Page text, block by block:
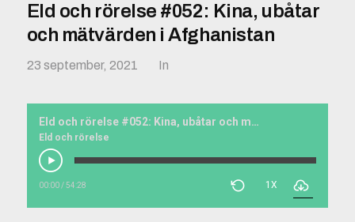
Eld och rörelse #052: Kina, ubåtar
och mätvärden i Afghanistan
23 september, 2021 In
Eld och rörelse #052: Kina, ubåtar och mätvärden i Afghanistan
Eld och rörelse
00:00/54:28 1X